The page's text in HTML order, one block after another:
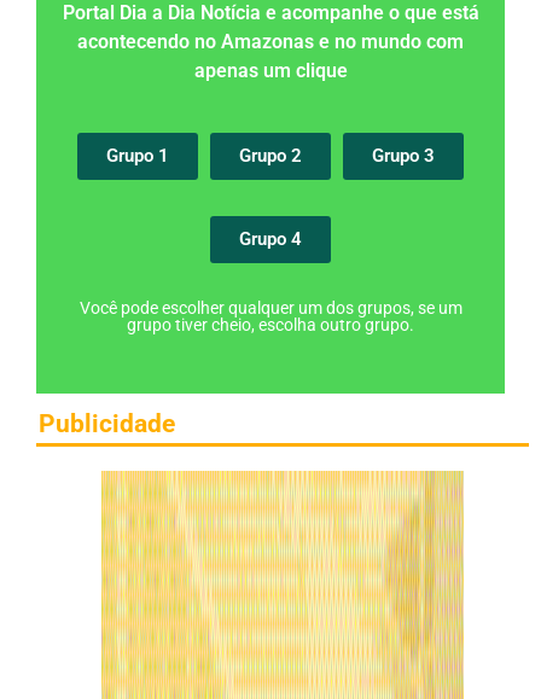
Portal Dia a Dia Notícia e acompanhe o que está
acontecendo no Amazonas e no mundo com
apenas um clique
Grupo 1 Grupo 2 Grupo 3
Grupo 4
Você pode escolher qualquer um dos grupos, se um
grupo tiver cheio, escolha outro grupo.
Publicidade